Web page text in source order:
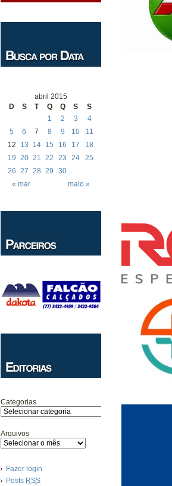
abril 2015
D
S T Q Q S S
« mar maio »
1 2 3
4
5
6 7 8 9 10
11
12
13 14 15 16 17
18
19 20 21 22 23 24
25
26 27 28 29 30
Categorias
Arquivos
Fazer login
Posts RSS